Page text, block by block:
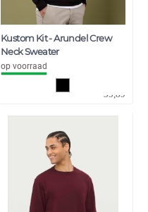
Kustom Kit - Arundel Crew
Neck Sweater
op voorraad
35,89